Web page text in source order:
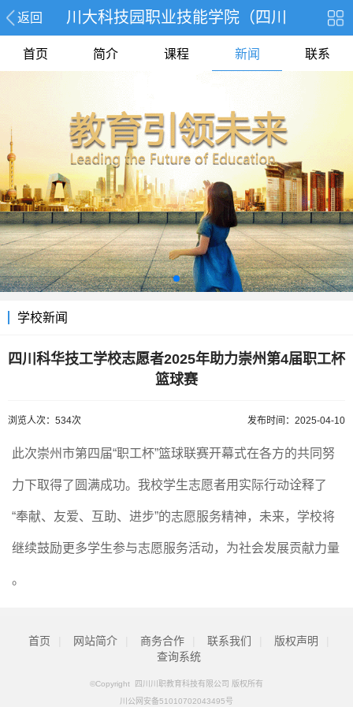
返回 川大科技园职业技能学院（四川
首页 简介 课程 新闻 联系
学校新闻
四川科华技工学校志愿者2025年助力崇州第4届职工杯
篮球赛
浏览人次：534次 发布时间：2025-04-10
此次崇州市第四届“职工杯”篮球联赛开幕式在各方的共同努
力下取得了圆满成功。我校学生志愿者用实际行动诠释了
“奉献、友爱、互助、进步”的志愿服务精神，未来，学校将
继续鼓励更多学生参与志愿服务活动，为社会发展贡献力量
。
首页 网站简介 商务合作 联系我们 版权声明
查询系统
©Copyright 四川川职教育科技有限公司 版权所有
川公网安备51010702043495号